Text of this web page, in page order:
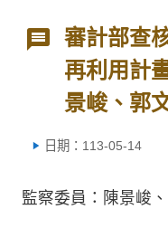
審計部查
再利用計
景峻、郭
日期：113-05-14
監察委員：陳景峻